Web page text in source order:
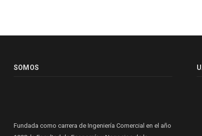
SOMOS
Fundada como carrera de Ingeniería Comercial en el año